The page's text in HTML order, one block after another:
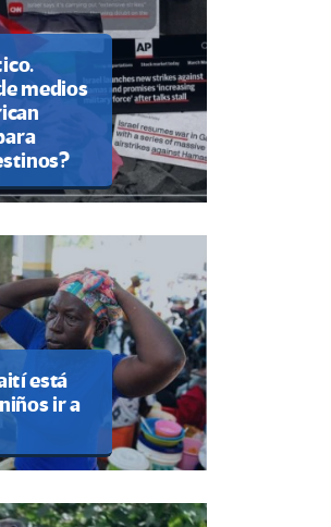
medios
está
ir a